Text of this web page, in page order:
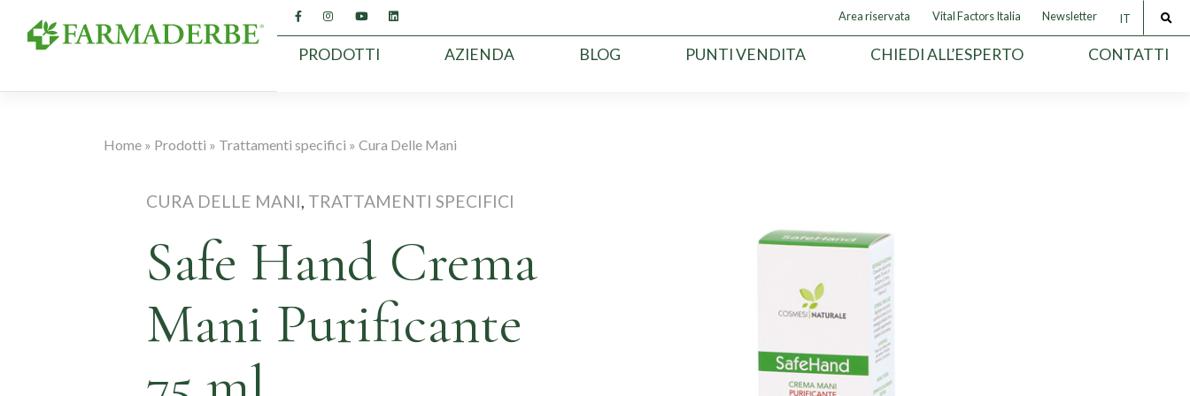
contenuto
Area riservata Vital Factors Italia Newsletter IT
PRODOTTI AZIENDA BLOG PUNTI VENDITA CHIEDI ALL’ESPERTO CONTATTI
Home » Prodotti » Trattamenti specifici » Cura Delle Mani
CURA DELLE MANI, TRATTAMENTI SPECIFICI
Safe Hand Crema
Mani Purificante